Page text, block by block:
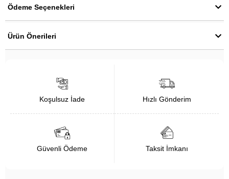
Ödeme Seçenekleri
Ürün Önerileri
Koşulsuz İade Hızlı Gönderim
Güvenli Ödeme Taksit İmkanı